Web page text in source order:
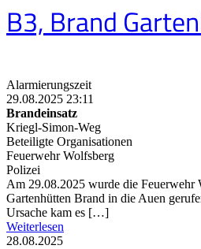
B3, Brand
Alarmierungszeit
29.08.2025 23:11
Brandeinsatz
Kriegl-Simon-Weg
Beteiligte Organisationen
Feuerwehr Wolfsberg
Polizei
Am 29.08.2025 wurde die Feuerwehr
Gartenhütten Brand in die Auen
Ursache kam es […]
Weiterlesen
28.08.2025